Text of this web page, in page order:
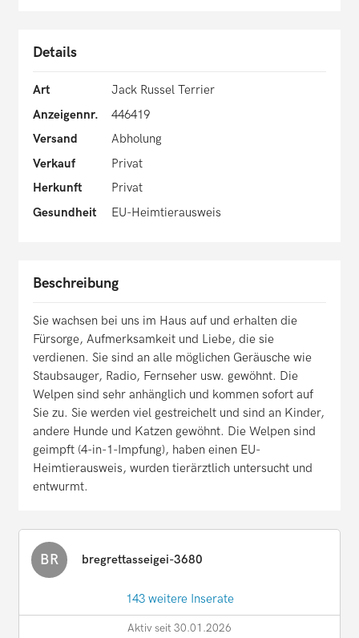
Details
Art
Jack Russel Terrier
Anzeigennr.
446419
Versand
Abholung
Verkauf
Privat
Herkunft
Privat
Gesundheit
EU-Heimtierausweis
Beschreibung
Sie wachsen bei uns im Haus auf und erhalten die
Fürsorge, Aufmerksamkeit und Liebe, die sie
verdienen. Sie sind an alle möglichen Geräusche wie
Staubsauger, Radio, Fernseher usw. gewöhnt. Die
Welpen sind sehr anhänglich und kommen sofort auf
Sie zu. Sie werden viel gestreichelt und sind an Kinder,
andere Hunde und Katzen gewöhnt. Die Welpen sind
geimpft (4-in-1-Impfung), haben einen EU-
Heimtierausweis, wurden tierärztlich untersucht und
entwurmt.
BR bregrettasseigei-3680
143 weitere Inserate
Aktiv seit 30.01.2026